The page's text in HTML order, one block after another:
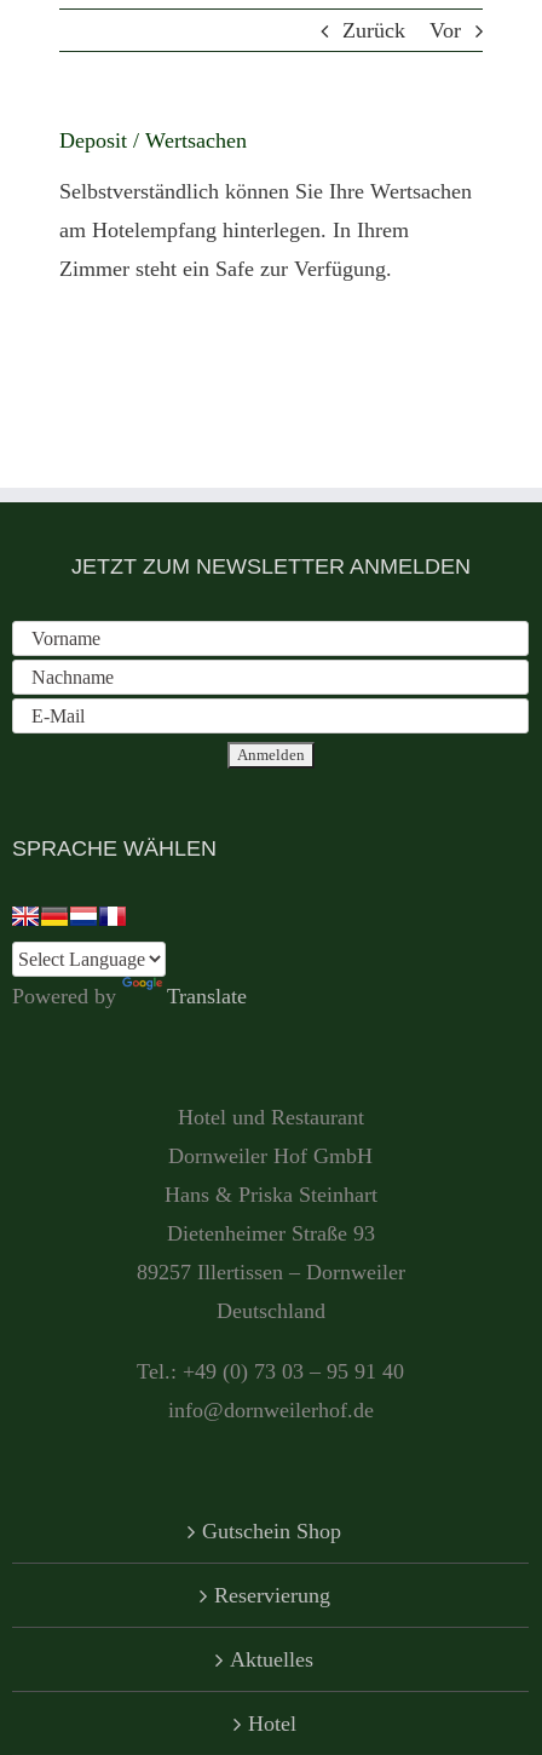
Zurück Vor
Deposit / Wertsachen
Selbstverständlich können Sie Ihre Wertsachen
am Hotelempfang hinterlegen. In Ihrem
Zimmer steht ein Safe zur Verfügung.
JETZT ZUM NEWSLETTER ANMELDEN
SPRACHE WÄHLEN
Powered by Translate
Hotel und Restaurant
Dornweiler Hof GmbH
Hans & Priska Steinhart
Dietenheimer Straße 93
89257 Illertissen – Dornweiler
Deutschland
Tel.: +49 (0) 73 03 – 95 91 40
info@dornweilerhof.de
Gutschein Shop
Reservierung
Aktuelles
Hotel